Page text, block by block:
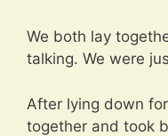
We both lay
talking. We were
After lying down
together and took